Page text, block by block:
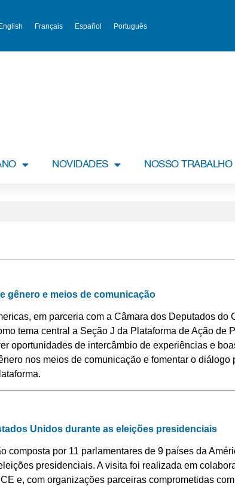
Français Español Português
NOVIDADES NOSSO TRABALHO
gênero e meios de comunicação
em parceria com a Câmara dos Deputados do
tema central a Seção J da Plataforma de Ação de
oportunidades de intercâmbio de experiências e
nos meios de comunicação e fomentar o diálogo
Unidos durante as eleições presidenciais
composta por 11 parlamentares de 9 países da
presidenciais. A visita foi realizada em
e, com organizações parceiras comprometidas